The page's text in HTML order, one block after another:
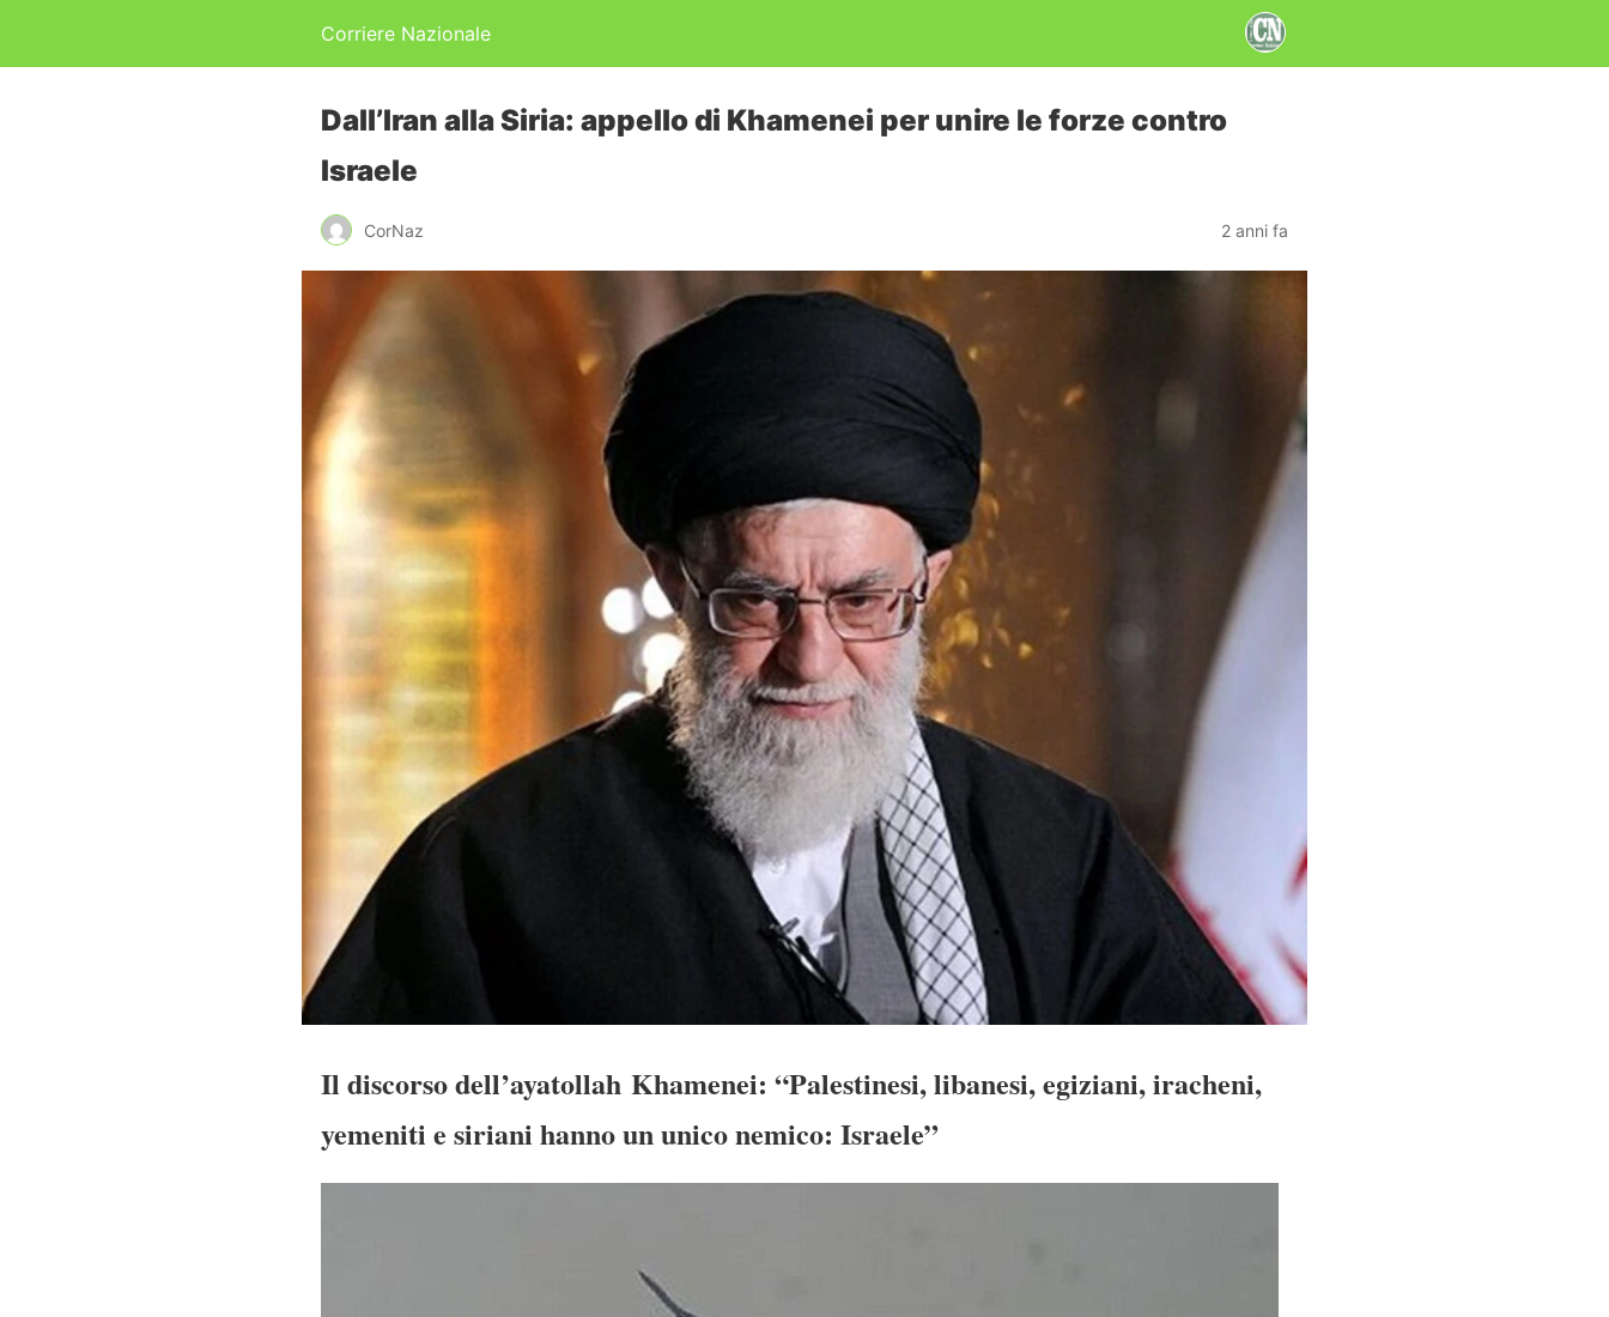
Corriere Nazionale
Dall’Iran alla Siria: appello di Khamenei per unire le forze contro
Israele
CorNaz 2 anni fa
Il discorso dell’ayatollah Khamenei: “Palestinesi, libanesi, egiziani, iracheni,
yemeniti e siriani hanno un unico nemico: Israele”